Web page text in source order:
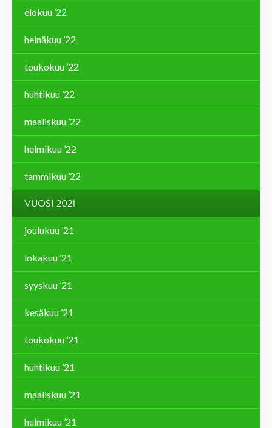
elokuu ’22
heinäkuu ’22
toukokuu ’22
huhtikuu ’22
maaliskuu ’22
helmikuu ’22
tammikuu ’22
VUOSI 2021
joulukuu ’21
lokakuu ’21
syyskuu ’21
kesäkuu ’21
toukokuu ’21
huhtikuu ’21
maaliskuu ’21
helmikuu ’21